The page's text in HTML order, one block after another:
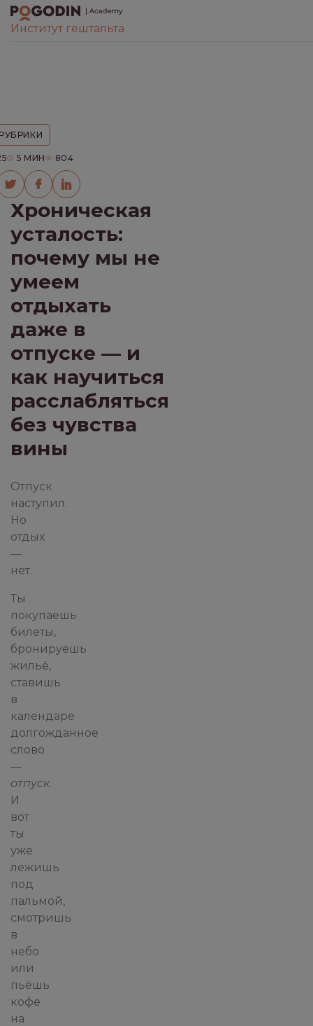
Институт гештальта
Хроническая
усталость:
почему мы не
умеем
отдыхать
даже в
отпуске — и
как научиться
расслабляться
без чувства
вины
5 МИН 804
Отпуск
наступил.
Но
отдых
—
нет.
Ты
покупаешь
билеты,
бронируешь
жильё,
ставишь
в
календаре
долгожданное
слово
—
отпуск.
И
вот
ты
уже
лежишь
под
пальмой,
смотришь
в
небо
или
пьёшь
кофе
на
Выберите язык книги
ПСИХОТЕРАПИЯ ПЕРЕЖИВАНИЕМ